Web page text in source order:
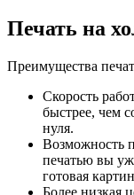
Печать на
Преимущества
Скорость
быстрее, чем
нуля.
Возможность
печатью вы
готовая